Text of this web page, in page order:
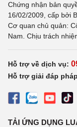
Chứng nhận bản
16/02/2009, cấp bởi
Cơ quan chủ quản:
Nam. Chịu trách
Hỗ trợ về dịch vụ:
Hỗ trợ giải đáp
TẢI ỨNG DỤNG